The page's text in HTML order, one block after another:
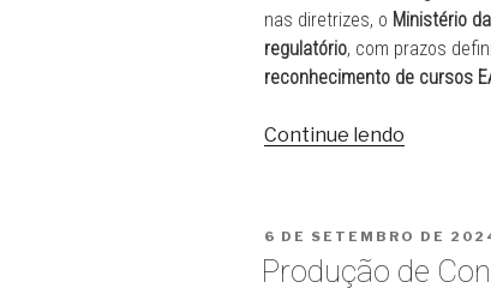
nas diretrizes, o Ministério
regulatório, com prazos
reconhecimento de cursos
Continue lendo
EAD:
Como
PUBLICADO
6 DE SETEMBRO DE
Produção de